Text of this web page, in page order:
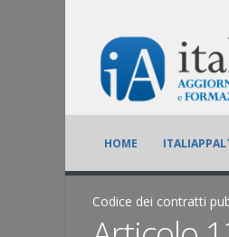
HOME
Codice dei contratti